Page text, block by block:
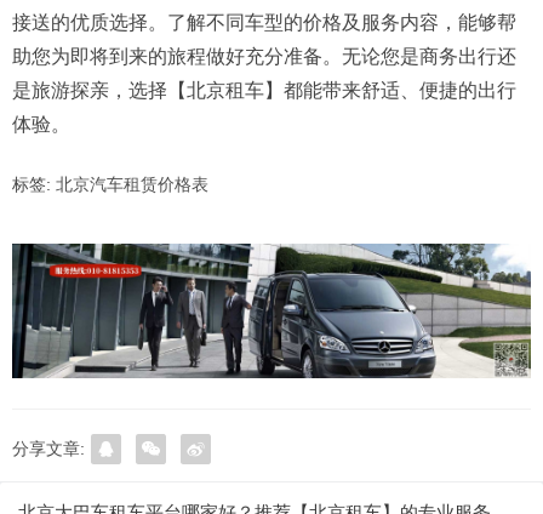
接送的优质选择。了解不同车型的价格及服务内容，能够帮
助您为即将到来的旅程做好充分准备。无论您是商务出行还
是旅游探亲，选择【北京租车】都能带来舒适、便捷的出行
体验。
标签: 北京汽车租赁价格表
分享文章: